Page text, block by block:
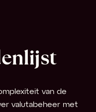
van de
valutabeheer met